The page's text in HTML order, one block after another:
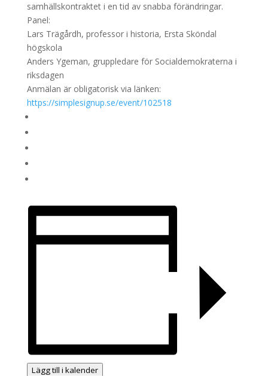
samhällskontraktet i en tid av snabba förändringar.
Panel:
Lars Trägårdh, professor i historia, Ersta Sköndal
högskola
Anders Ygeman, gruppledare för Socialdemokraterna i
riksdagen
Anmälan är obligatorisk via länken:
https://simplesignup.se/event/102518
Lägg till i kalender